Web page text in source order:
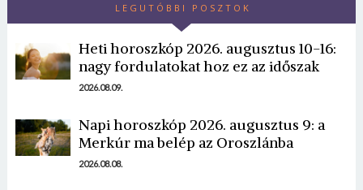
LEGUTÓBBI POSZTOK
Heti horoszkóp 2026. augusztus 10-16:
nagy fordulatokat hoz ez az időszak
2026.08.09.
Napi horoszkóp 2026. augusztus 9: a
Merkúr ma belép az Oroszlánba
2026.08.08.
Borsonline bejelentkezés
E-mail cím vagy felhasználónév